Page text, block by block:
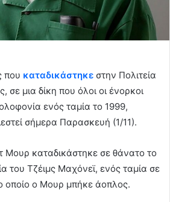
που καταδικάστηκε στην Πολιτεία
σε μια δίκη που όλοι οι ένορκοι
ενός ταμία το 1999,
σήμερα Παρασκευή (1/11).
Μουρ καταδικάστηκε σε θάνατο το
του Τζέιμς Μαχόνεϊ, ενός ταμία σε
οποίο ο Μουρ μπήκε άοπλος.